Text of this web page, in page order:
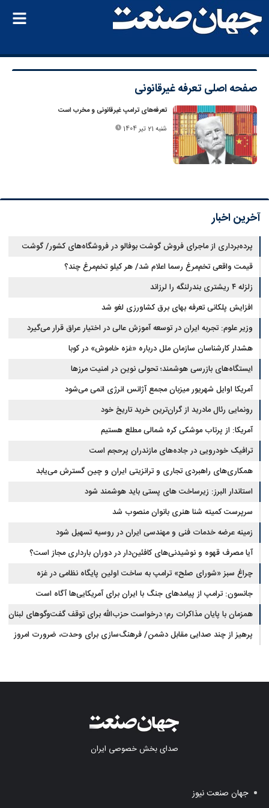
صفحه اصلیتعرفه غیرقانونی
تعرفه‌های ترامپ غیر‌قانونی و مخرب است
شنبه 21 تیر 1404
آخرین اخبار
پرده‌برداری از ماجرای فروش گوشت بوفالو در فروشگاه‌های کشور/ گوشت
بوفالو از کجا وارد می‌شود؟/ هر کیلو بوفالو با چه قیمتی به فروش می‌رود؟
قیمت واقعی تخم‌مرغ رسما اعلام شد/ هر کیلو تخم‌مرغ چند؟
زلزله ۴ ریشتری بندرلنگه را لرزاند
افزایش پلکانی تعرفه بهای برق کشاورزی لغو شد
وزیر علوم: تجربه ایران در توسعه آموزش عالی در اختیار عراق قرار می‌گیرد
هشدار کارشناسان سازمان ملل درباره «غزه‌ خاموش» در کوبا
ایستگاه‌های بازرسی هوشمند؛ تحولی نوین در امنیت مرزها
آمریکا اوایل شهریور میزبان مجمع آژانس انرژی اتمی می‌شود
رونمایی رئال مادرید از گران‌ترین خرید تاریخ خود
آمریکا: از پرتاب موشکی کره شمالی مطلع هستیم
ترافیک خودرویی در جاده‌های مازندران پرحجم است
همکاری‌های راهبردی تجاری و ترانزیتی ایران و چین گسترش می‌یابد
استاندار البرز: زیرساخت های پستی باید هوشمند شود
سرپرست کمیته شنا هنری بانوان منصوب شد
زمینه عرضه خدمات فنی و مهندسی ایران در روسیه تسهیل شود
آیا مصرف قهوه و نوشیدنی‌های کافئین‌دار در دوران بارداری مجاز است؟
چراغ سبز «شورای صلح» ترامپ به ساخت اولین پایگاه نظامی در غزه
جانسون: ترامپ از پیامدهای جنگ با ایران برای آمریکایی‌ها آگاه است
همزمان با پایان مذاکرات رم؛ درخواست حزب‌الله برای توقف گفت‌وگوهای لبنان
با اسرائیل
پرهیز از چند صدایی مقابل دشمن/ فرهنگ‌سازی برای وحدت، ضرورت امروز
صدای بخش خصوصی ایران
جهان صنعت نیوز